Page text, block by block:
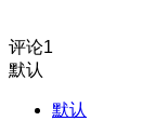
评论1
默认
默认